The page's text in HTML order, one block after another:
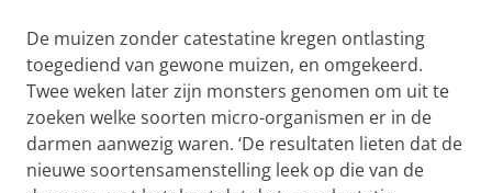
De muizen zonder catestatine kregen ontlasting
toegediend van gewone muizen, en omgekeerd.
Twee weken later zijn monsters genomen om uit te
zoeken welke soorten micro-organismen er in de
darmen aanwezig waren. ‘De resultaten lieten dat de
nieuwe soortensamenstelling leek op die van de